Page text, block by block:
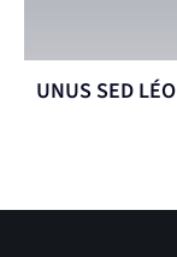
UNUS SED LÉO